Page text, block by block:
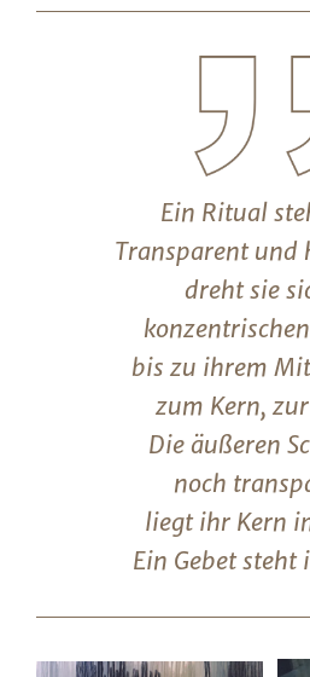
Ein Ritual
Transparent und
dreht sie
bis zu ihrem
zum Kern,
Die äußeren
noch
liegt ihr Kern
Ein Gebet steht